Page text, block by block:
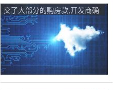
交了大部分的购房款,开发商确
不给登记备案,该怎么办？